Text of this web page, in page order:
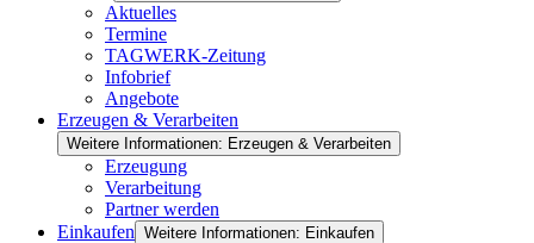
Aktuelles
Termine
TAGWERK-Zeitung
Infobrief
Angebote
Erzeugen & Verarbeiten
Weitere Informationen: Erzeugen & Verarbeiten
Erzeugung
Verarbeitung
Partner werden
Einkaufen Weitere Informationen: Einkaufen